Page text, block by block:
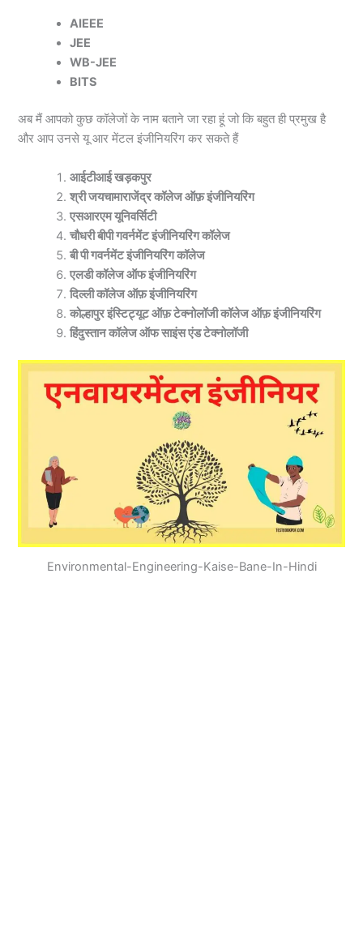
AIEEE
JEE
WB-JEE
BITS
अब मैं आपको कुछ कॉलेजों के नाम बताने जा रहा हूं जो कि बहुत ही प्रमुख है
और आप उनसे यू आर मेंटल इंजीनियरिंग कर सकते हैं
आईटीआई खड़कपुर
श्री जयचामाराजेंद्र कॉलेज ऑफ़ इंजीनियरिंग
एसआरएम यूनिवर्सिटी
चौधरी बीपी गवर्नमेंट इंजीनियरिंग कॉलेज
बी पी गवर्नमेंट इंजीनियरिंग कॉलेज
एलडी कॉलेज ऑफ इंजीनियरिंग
दिल्ली कॉलेज ऑफ़ इंजीनियरिंग
कोल्हापुर इंस्टिट्यूट ऑफ़ टेक्नोलॉजी कॉलेज ऑफ़ इंजीनियरिंग
हिंदुस्तान कॉलेज ऑफ साइंस एंड टेक्नोलॉजी
Environmental-Engineering-Kaise-Bane-In-Hindi